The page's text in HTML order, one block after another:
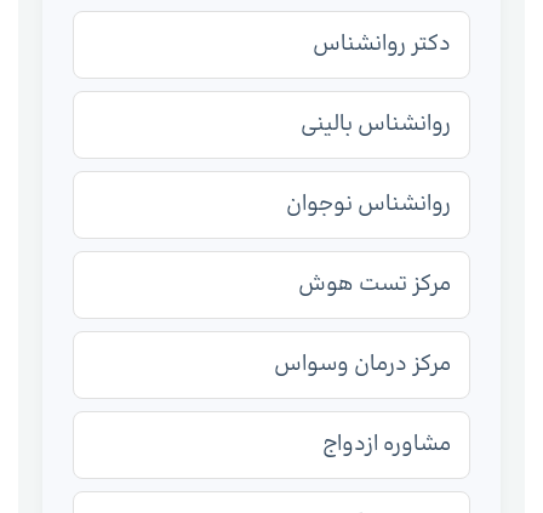
دکتر روانشناس
روانشناس بالینی
روانشناس نوجوان
مرکز تست هوش
مرکز درمان وسواس
مشاوره ازدواج